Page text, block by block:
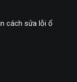
cách sửa lỗi ổ